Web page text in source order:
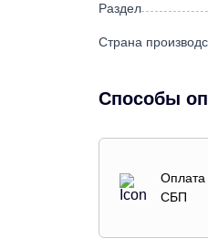
Раздел
Страна
Способы
Оплата
СБП